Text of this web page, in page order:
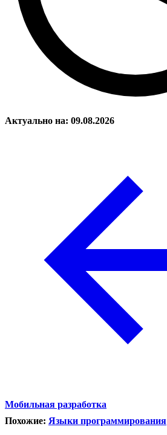
Актуально на: 09.08.2026
Мобильная разработка
Похожие: Языки программирования